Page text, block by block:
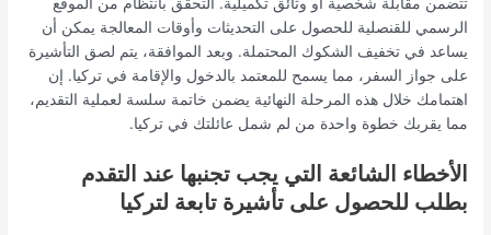
الرسمي للقنصلية للحصول على التحديثات وأوقات المعالجة يمكن أن
يساعد في تخفيف الشكوك المحتملة. وبعد الموافقة، يتم لصق التأشيرة
على جواز السفر، مما يسمح للمعتمد بالدخول والإقامة في تركيا. إن
اهتمامك خلال هذه المرحلة النهائية يضمن خاتمة سلسة لعملية التقديم،
مما يقربك خطوة واحدة من لم شمل عائلتك في تركيا.
الأخطاء الشائعة التي يجب تجنبها عند التقدم
بطلب للحصول على تأشيرة تابعة لتركيا